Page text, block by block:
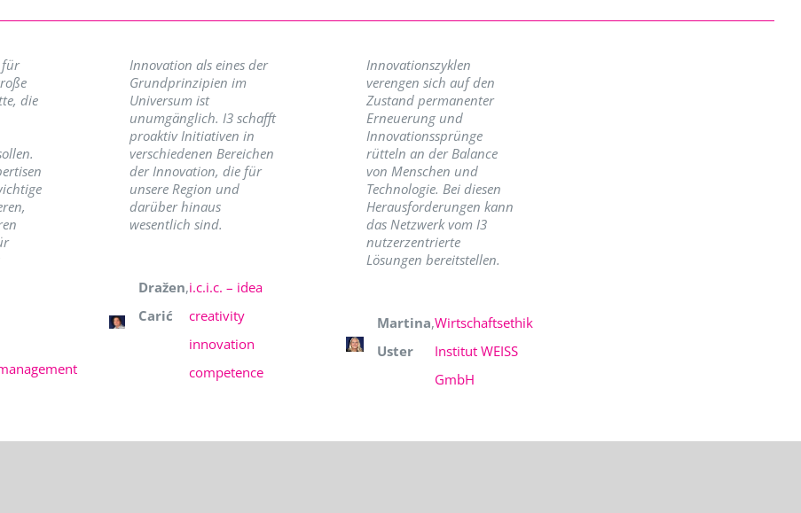
für
die
Innovation als eines der
Grundprinzipien im
Universum ist
unumgänglich. I3 schafft
proaktiv Initiativen in
verschiedenen Bereichen
der Innovation, die für
unsere Region und
darüber hinaus
wesentlich sind.
Dražen
Carić
,i.c.i.c. – idea
creativity
innovation
competence
Innovationszyklen
verengen sich auf den
Zustand permanenter
Erneuerung und
Innovationssprünge
rütteln an der Balance
von Menschen und
Technologie. Bei diesen
Herausforderungen kann
das Netzwerk vom I3
nutzerzentrierte
Lösungen bereitstellen.
Martina
Uster
,Wirtschaftsethik
Institut WEISS
GmbH